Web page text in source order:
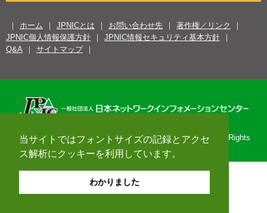
当サイトではフォントサイズの記録とアクセ
ス解析にクッキーを利用しています。
わかりました
ホーム JPNICとは お問い合わせ先
著作権／リンク
JPNIC個人情報保護方針
JPNIC情報セキュリティ基本方針
Q&A
サイトマップ
Copyright© 1996-2026 Japan Network Information Center. All Rights
Reserved.